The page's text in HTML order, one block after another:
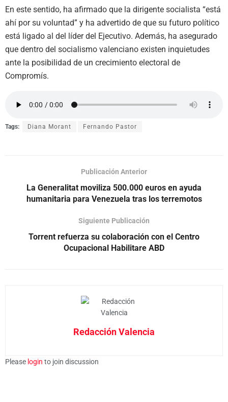
En este sentido, ha afirmado que la dirigente socialista “está
ahí por su voluntad” y ha advertido de que su futuro político
está ligado al del líder del Ejecutivo. Además, ha asegurado
que dentro del socialismo valenciano existen inquietudes
ante la posibilidad de un crecimiento electoral de
Compromís.
Tags: Diana Morant Fernando Pastor
Publicación Anterior
La Generalitat moviliza 500.000 euros en ayuda
humanitaria para Venezuela tras los terremotos
Siguiente Publicación
Torrent refuerza su colaboración con el Centro
Ocupacional Habilitare ABD
Redacción Valencia
Please login to join discussion